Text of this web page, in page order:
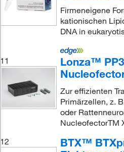
Firmeneigene
kationischen
DNA in
11
Lonza™
Zur effizienten
Primärzellen, z.
oder
NucleofectorTM
12
BTX™